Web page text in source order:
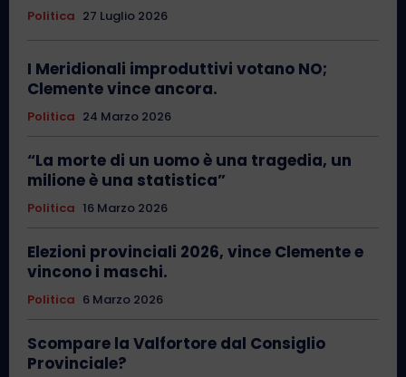
Politica 27 Luglio 2026
I Meridionali improduttivi votano NO;
Clemente vince ancora.
Politica 24 Marzo 2026
“La morte di un uomo è una tragedia, un
milione è una statistica”
Politica 16 Marzo 2026
Elezioni provinciali 2026, vince Clemente e
vincono i maschi.
Politica 6 Marzo 2026
Scompare la Valfortore dal Consiglio
Provinciale?